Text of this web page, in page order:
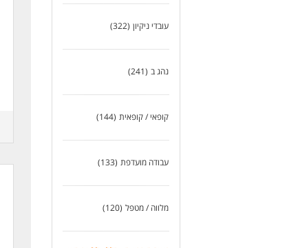
עובדי ניקיון (322)
נהג ב (241)
קופאי / קופאית (144)
עבודה מועדפת (133)
מלווה / מטפל (120)